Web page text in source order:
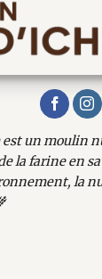
un moulin
la farine en
la